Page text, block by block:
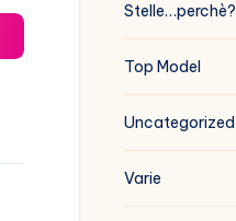
Stelle…perchè?
Top Model
Uncategorized
Varie